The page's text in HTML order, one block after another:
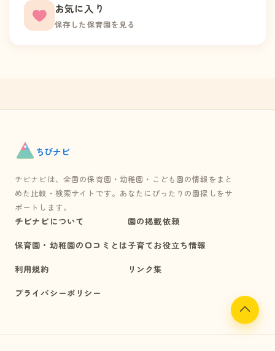
お気に入り
保存した保育園を見る
ちびナビ
チビナビは、全国の保育園・幼稚園・こども園の情報をまと
めた比較・検索サイトです。あなたにぴったりの園探しをサ
ポートします。
チビナビについて
保育園・幼稚園の口コミとは
利用規約
プライバシーポリシー
園の掲載依頼
子育てお役立ち情報
リンク集